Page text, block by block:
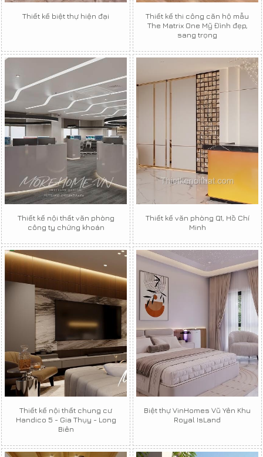
Thiết kế biệt thự hiện đại
Thiết kế thi công căn hộ mẫu
The Matrix One Mỹ Đình đẹp,
sang trọng
Thiết kế nội thất văn phòng
công ty chứng khoán
Thiết kế văn phòng Q1, Hồ Chí
Minh
Thiết kế nội thất chung cư
Handico 5 - Gia Thụy - Long
Biên
Biệt thự VinHomes Vũ Yên Khu
Royal IsLand